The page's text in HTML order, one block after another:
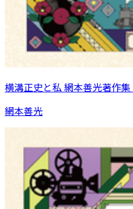
横溝正史と私 網本善光著作
網本善光